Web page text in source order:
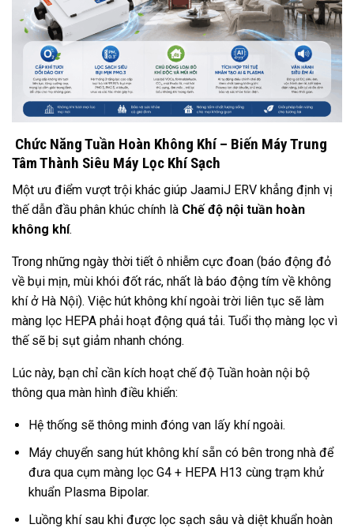
Chức Năng Tuần Hoàn Không Khí – Biến Máy Trung
Tâm Thành Siêu Máy Lọc Khí Sạch
Một ưu điểm vượt trội khác giúp JaamiJ ERV khẳng định vị
thế dẫn đầu phân khúc chính là Chế độ nội tuần hoàn
không khí.
Trong những ngày thời tiết ô nhiễm cực đoan (báo động đỏ
về bụi mịn, mùi khói đốt rác, nhất là báo động tím về không
khí ở Hà Nội). Việc hút không khí ngoài trời liên tục sẽ làm
màng lọc HEPA phải hoạt động quá tải. Tuổi thọ màng lọc vì
thế sẽ bị sụt giảm nhanh chóng.
Lúc này, bạn chỉ cần kích hoạt chế độ Tuần hoàn nội bộ
thông qua màn hình điều khiển:
Hệ thống sẽ thông minh đóng van lấy khí ngoài.
Máy chuyển sang hút không khí sẵn có bên trong nhà để
đưa qua cụm màng lọc G4 + HEPA H13 cùng trạm khử
khuẩn Plasma Bipolar.
Luồng khí sau khi được lọc sạch sâu và diệt khuẩn hoàn